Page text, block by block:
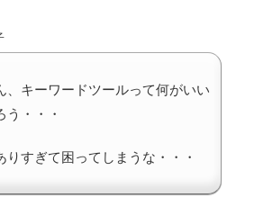
、キーワードツールって何がいい
う・・・
りすぎて困ってしまうな・・・